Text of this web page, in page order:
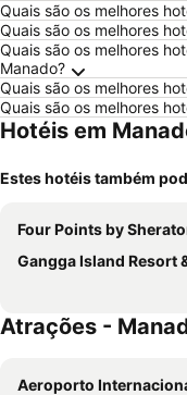
Quais são os melhores
Quais são os melhores
Quais são os melhores
Manado?
Quais são os melhores
Quais são os melhores
Hotéis em
Estes hotéis também
Four Points by Sheraton
Gangga Island Resort
Atrações -
Aeroporto Internacional Sam